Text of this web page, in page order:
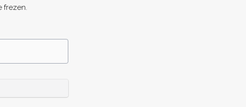
frezen.